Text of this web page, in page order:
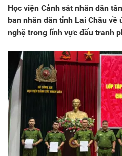
Học viện Cảnh sát nhân dân
ban nhân dân tỉnh Lai Châu về
nghệ trong lĩnh vực đấu tranh